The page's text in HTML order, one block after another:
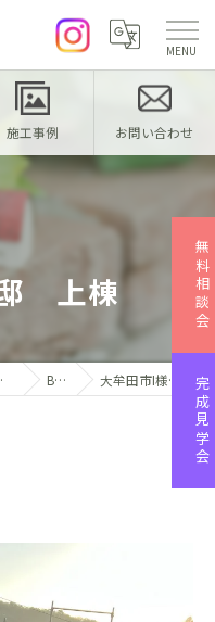
施工事例 お問い合わせ
上棟
ハウス Blog 大牟田市I様邸 上棟
無料相談会
完成見学会